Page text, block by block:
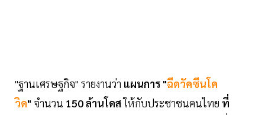
"ฐานเศรษฐกิจ" รายงานว่า แผนการ "ฉีดวัคซีนโค
วิด" จำนวน 150 ล้านโดสให้กับประชาชนคนไทย ที่